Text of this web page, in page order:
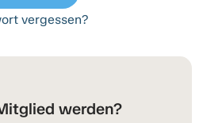
vergessen?
werden?